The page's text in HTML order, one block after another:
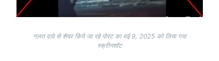
गलत दावे से शेयर किये जा रहे पोस्ट का मई 9, 2025 को लिया गया
स्क्रीनशॉट